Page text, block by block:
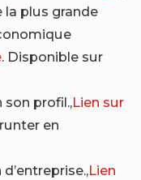
la plus grande
. Disponible sur
son profil.,Lien sur
en
Lien